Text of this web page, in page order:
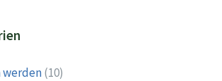
(10)